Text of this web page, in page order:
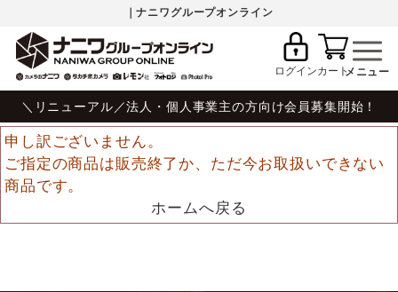
｜ナニワグループオンライン
ログインカート
＼リニューアル／法人・個人事業主の方向け会員募集開始！
申し訳ございません。
ご指定の商品は販売終了か、ただ今お取扱いできない
商品です。
ホームへ戻る